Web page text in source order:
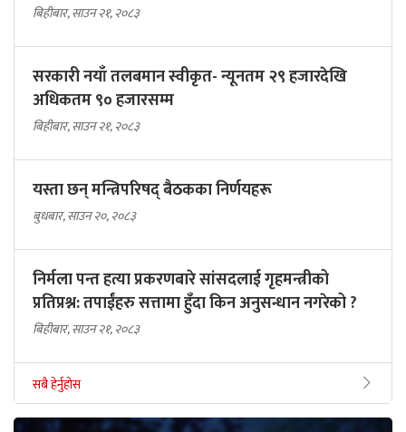
बिहीबार, साउन २१, २०८३
सरकारी नयाँ तलबमान स्वीकृत- न्यूनतम २९ हजारदेखि
अधिकतम ९० हजारसम्म
बिहीबार, साउन २१, २०८३
यस्ता छन् मन्त्रिपरिषद् बैठकका निर्णयहरू
बुधबार, साउन २०, २०८३
निर्मला पन्त हत्या प्रकरणबारे सांसदलाई गृहमन्त्रीको
प्रतिप्रश्न: तपाईंहरु सत्तामा हुँदा किन अनुसन्धान नगरेको ?
बिहीबार, साउन २१, २०८३
सबै हेर्नुहोस